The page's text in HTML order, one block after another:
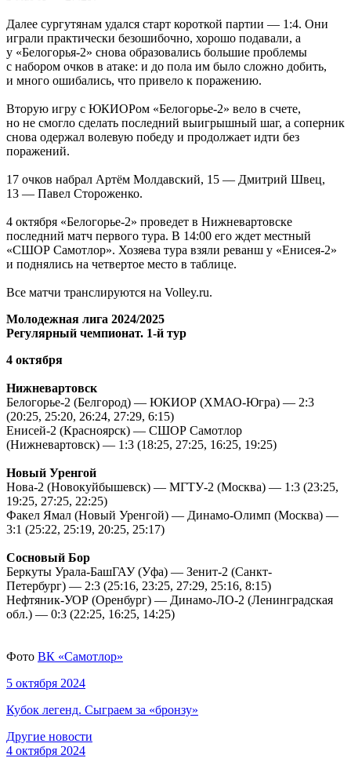
Далее сургутянам удался старт короткой партии — 1:4. Они
играли практически безошибочно, хорошо подавали, а
у «Белогорья-2» снова образовались большие проблемы
с набором очков в атаке: и до пола им было сложно добить,
и много ошибались, что привело к поражению.
Вторую игру с ЮКИОРом «Белогорье-2» вело в счете,
но не смогло сделать последний выигрышный шаг, а соперник
снова одержал волевую победу и продолжает идти без
поражений.
17 очков набрал Артём Молдавский, 15 — Дмитрий Швец,
13 — Павел Стороженко.
4 октября «Белогорье-2» проведет в Нижневартовске
последний матч первого тура. В 14:00 его ждет местный
«СШОР Самотлор». Хозяева тура взяли реванш у «Енисея-2»
и поднялись на четвертое место в таблице.
Все матчи транслируются на Volley.ru.
Молодежная лига 2024/2025
Регулярный чемпионат. 1-й тур
4 октября
Нижневартовск
Белогорье-2 (Белгород) — ЮКИОР (ХМАО-Югра) — 2:3
(20:25, 25:20, 26:24, 27:29, 6:15)
Енисей-2 (Красноярск) — СШОР Самотлор
(Нижневартовск) — 1:3 (18:25, 27:25, 16:25, 19:25)
Новый Уренгой
Нова-2 (Новокуйбышевск) — МГТУ-2 (Москва) — 1:3 (23:25,
19:25, 27:25, 22:25)
Факел Ямал (Новый Уренгой) — Динамо-Олимп (Москва) —
3:1 (25:22, 25:19, 20:25, 25:17)
Сосновый Бор
Беркуты Урала-БашГАУ (Уфа) — Зенит-2 (Санкт-
Петербург) — 2:3 (25:16, 23:25, 27:29, 25:16, 8:15)
Нефтяник-УОР (Оренбург) — Динамо-ЛО-2 (Ленинградская
обл.) — 0:3 (22:25, 16:25, 14:25)
Фото ВК «Самотлор»
5 октября 2024
Кубок легенд. Сыграем за «бронзу»
Другие новости
4 октября 2024